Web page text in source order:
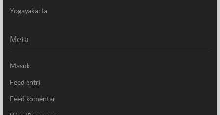
Yogayakarta
Meta
Masuk
Feed entri
Feed komentar